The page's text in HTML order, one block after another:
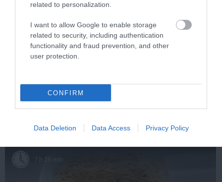
related to personalization.
I want to allow Google to enable storage
related to security, including authentication
functionality and fraud prevention, and other
user protection.
CONFIRM
Data Deletion Data Access Privacy Policy